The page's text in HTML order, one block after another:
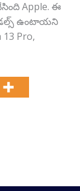
Apple. ఈ
ఉంటాయని
Pro,